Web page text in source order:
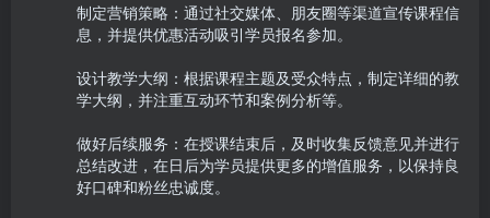
制定营销策略：通过社交媒体、朋友圈等渠道宣传课程信
息，并提供优惠活动吸引学员报名参加。
设计教学大纲：根据课程主题及受众特点，制定详细的教
学大纲，并注重互动环节和案例分析等。
做好后续服务：在授课结束后，及时收集反馈意见并进行
总结改进，在日后为学员提供更多的增值服务，以保持良
好口碑和粉丝忠诚度。